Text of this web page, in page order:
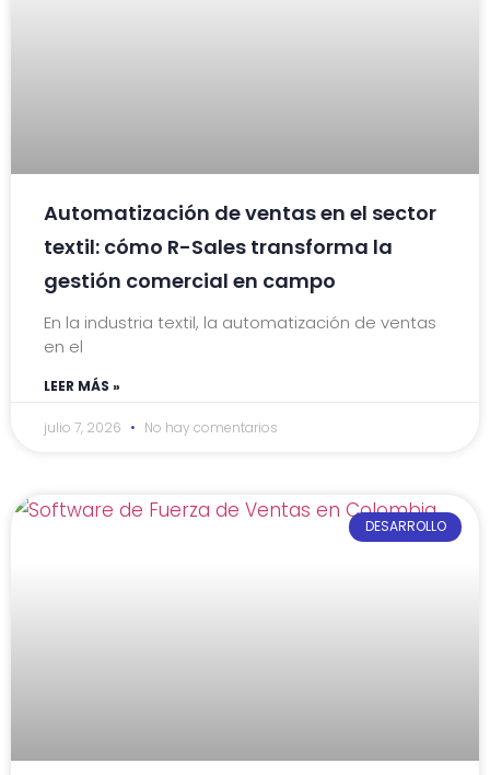
Automatización de ventas en el sector
textil: cómo R-Sales transforma la
gestión comercial en campo
En la industria textil, la automatización de ventas
en el
LEER MÁS »
julio 7, 2026 No hay comentarios
DESARROLLO